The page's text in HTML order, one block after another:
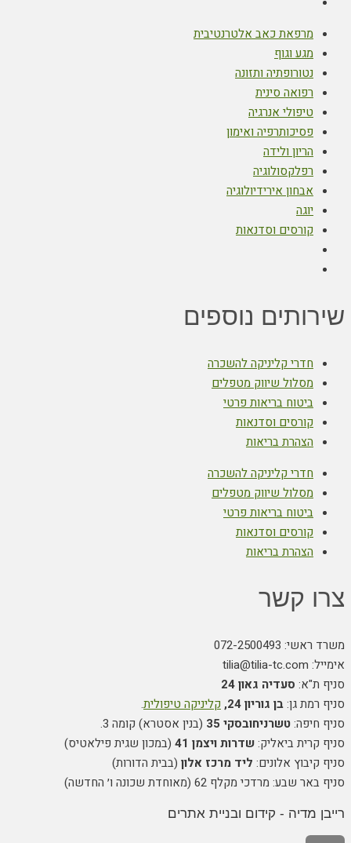
מרפאת כאב אלטרנטיבית
מגע וגוף
נטורופתיה ותזונה
רפואה סינית
טיפולי אנרגיה
פסיכותרפיה ואימון
הריון ולידה
רפלקסולוגיה
אבחון אירידיולוגיה
יוגה
קורסים וסדנאות
שירותים נוספים
חדרי קליניקה להשכרה
מסלול שיווק מטפלים
ביטוח בריאות פרטי
קורסים וסדנאות
הצהרת בריאות
חדרי קליניקה להשכרה
מסלול שיווק מטפלים
ביטוח בריאות פרטי
קורסים וסדנאות
הצהרת בריאות
צרו קשר
משרד ראשי: 072-2500493
אימייל: tilia@tilia-tc.com
סניף ת"א: סעדיה גאון 24
סניף רמת גן:בן גוריון 24, קליניקה טיפולית.
סניף חיפה:טשרניחובסקי 35
(בנין אסטרא) קומה 3.
סניף קרית ביאליק:שדרות ויצמן 41
(במכון שגית פילאטיס)
סניף קיבוץ אלונים: ליד מרכז אלון (בבית הדורות)
סניף באר שבע: מרדכי מקלף 62 (מאוחדת שכונה ו׳ החדשה)
רייבן מדיה - קידום ובניית אתרים